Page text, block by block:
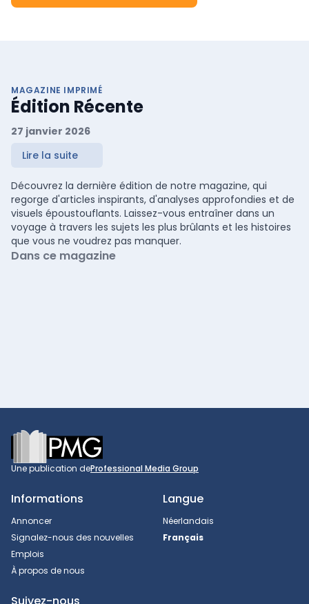
MAGAZINE IMPRIMÉ
Édition Récente
27 janvier 2026
Lire la suite
Découvrez la dernière édition de notre magazine, qui
regorge d'articles inspirants, d'analyses approfondies et de
visuels époustouflants. Laissez-vous entraîner dans un
voyage à travers les sujets les plus brûlants et les histoires
que vous ne voudrez pas manquer.
Dans ce magazine
Footer
Une publication deProfessional Media Group
Informations
Annoncer
Signalez-nous des nouvelles
Emplois
À propos de nous
Langue
Néerlandais
Français
Suivez-nous